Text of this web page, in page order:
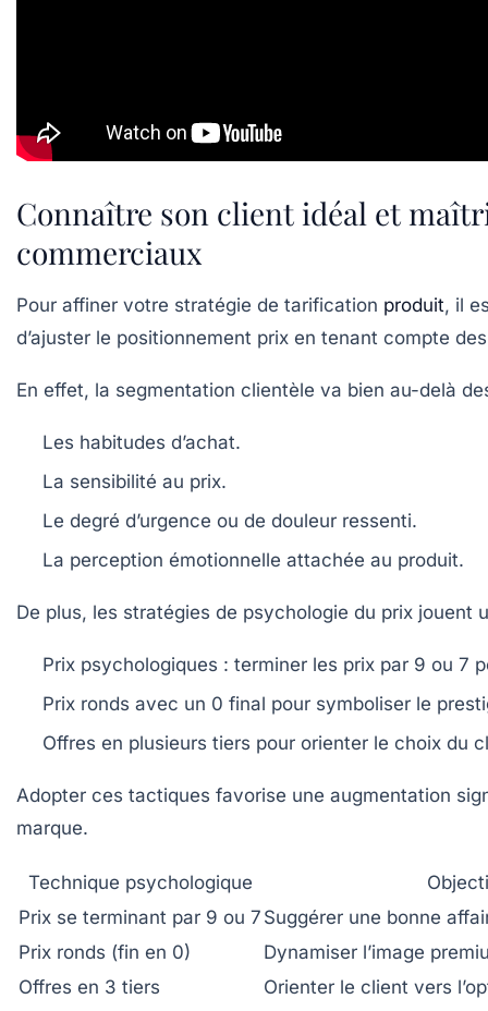
Connaître son client idéal et
commerciaux
Pour affiner votre stratégie de tarification produit, il
d’ajuster le positionnement prix en tenant compte
En effet, la segmentation clientèle va bien au-delà
Les habitudes d’achat.
La sensibilité au prix.
Le degré d’urgence ou de douleur ressenti.
La perception émotionnelle attachée au produit.
De plus, les stratégies de psychologie du prix jouent
Prix psychologiques : terminer les prix par 9 ou 7
Prix ronds avec un 0 final pour symboliser le
Offres en plusieurs tiers pour orienter le choix du
Adopter ces tactiques favorise une augmentation
marque.
Technique psychologique
Prix se terminant par 9 ou 7 Suggérer une bonne
Prix ronds (fin en 0)
Dynamiser l’image
Offres en 3 tiers
Orienter le client vers